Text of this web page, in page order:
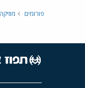
פורומים מוזיקה